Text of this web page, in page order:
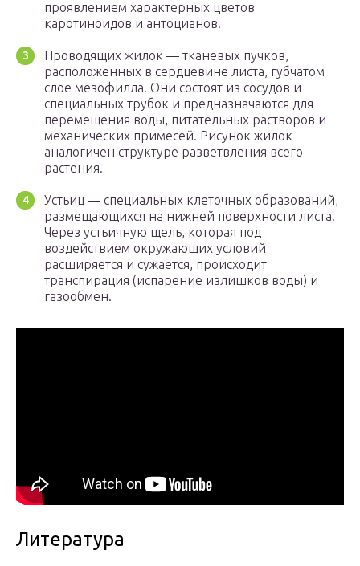
проявлением характерных цветов
каротиноидов и антоцианов.
Проводящих жилок — тканевых пучков,
расположенных в сердцевине листа, губчатом
слое мезофилла. Они состоят из сосудов и
специальных трубок и предназначаются для
перемещения воды, питательных растворов и
механических примесей. Рисунок жилок
аналогичен структуре разветвления всего
растения.
Устьиц — специальных клеточных образований,
размещающихся на нижней поверхности листа.
Через устьичную щель, которая под
воздействием окружающих условий
расширяется и сужается, происходит
транспирация (испарение излишков воды) и
газообмен.
Литература